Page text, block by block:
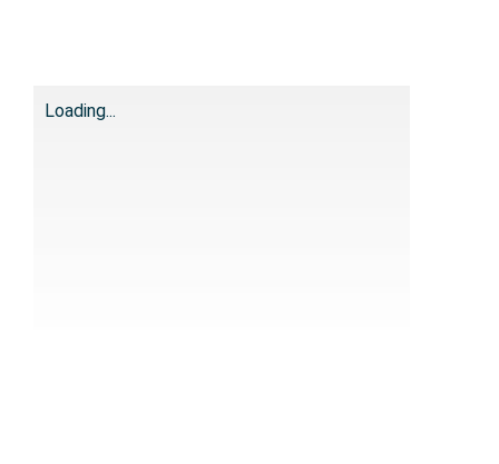
Loading...